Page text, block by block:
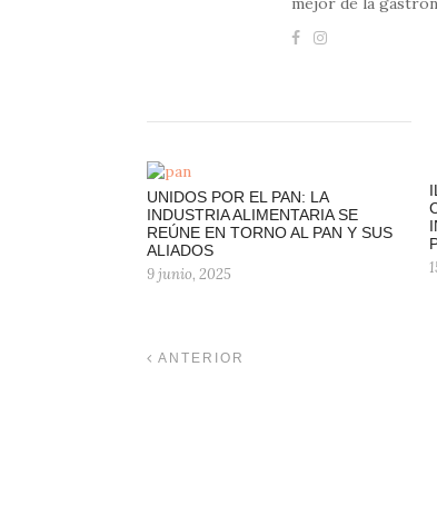
UNIDOS POR EL PAN: LA
INDUSTRIA ALIMENTARIA SE
REÚNE EN TORNO AL PAN Y SUS
ALIADOS
9 junio, 2025
ANTERIOR